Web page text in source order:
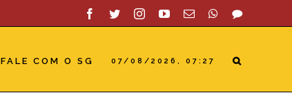
Facebook
TwitterInstagramYouTube
Email WhatsApp
SAC
FALE COM O SG 07/08/2026, 07:27